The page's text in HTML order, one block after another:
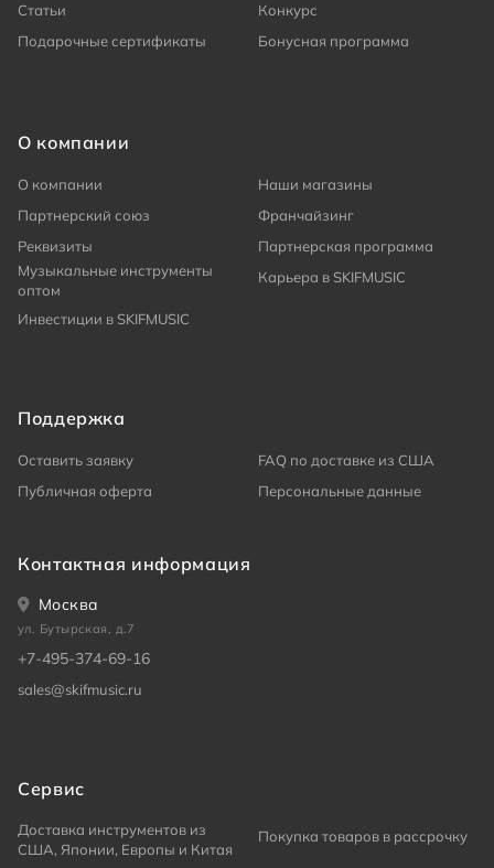
Статьи
Конкурс
Подарочные сертификаты
Бонусная программа
О компании
О компании
Наши магазины
Партнерский союз
Франчайзинг
Реквизиты
Партнерская программа
Музыкальные инструменты
оптом
Карьера в SKIFMUSIC
Инвестиции в SKIFMUSIC
Поддержка
Оставить заявку
FAQ по доставке из США
Публичная оферта
Персональные данные
Контактная информация
Москва
ул. Бутырская, д.7
+7-495-374-69-16
sales@skifmusic.ru
Сервис
Доставка инструментов из
США, Японии, Европы и Китая
Покупка товаров в рассрочку